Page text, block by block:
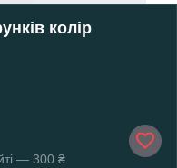
колір
— 300 ₴